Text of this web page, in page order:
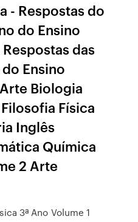
- Respostas do
do Ensino
das
Ensino
Biologia
Física
Inglês
Química
2 Arte
3ª Ano Volume 1